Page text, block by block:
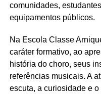
comunidades,
equipamentos públicos.
Na Escola Classe
caráter formativo, ao
história do choro, seus
referências musicais. A
escuta, a curiosidade e